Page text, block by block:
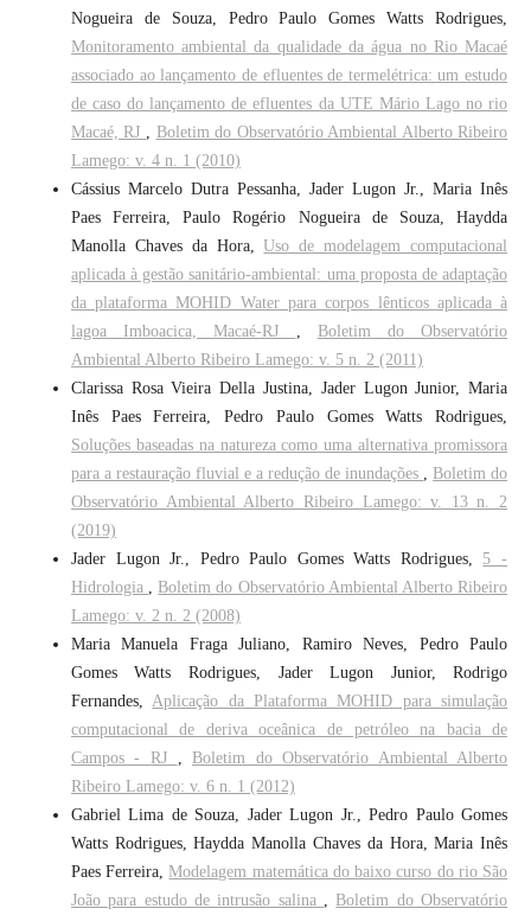
Nogueira de Souza, Pedro Paulo Gomes Watts Rodrigues,
Monitoramento ambiental da qualidade da água no Rio Macaé
associado ao lançamento de efluentes de termelétrica: um estudo
de caso do lançamento de efluentes da UTE Mário Lago no rio
Macaé, RJ
Boletim do Observatório Ambiental Alberto Ribeiro
Lamego: v. 4 n. 1 (2010)
Cássius Marcelo Dutra Pessanha, Jader Lugon Jr., Maria Inês
Paes Ferreira, Paulo Rogério Nogueira de Souza, Haydda
Manolla Chaves da Hora,Uso de modelagem computacional
aplicada à gestão sanitário-ambiental: uma proposta de adaptação
da plataforma MOHID Water para corpos lênticos aplicada à
lagoa Imboacica, Macaé-RJ
Boletim do Observatório
Ambiental Alberto Ribeiro Lamego: v. 5 n. 2 (2011)
Clarissa Rosa Vieira Della Justina, Jader Lugon Junior, Maria
Inês Paes Ferreira, Pedro Paulo Gomes Watts Rodrigues,
Soluções baseadas na natureza como uma alternativa promissora
para a restauração fluvial e a redução de inundações
Boletim do
Observatório Ambiental Alberto Ribeiro Lamego: v. 13 n. 2
(2019)
Jader Lugon Jr., Pedro Paulo Gomes Watts Rodrigues, 5 -
Hidrologia
Boletim do Observatório Ambiental Alberto Ribeiro
Lamego: v. 2 n. 2 (2008)
Maria Manuela Fraga Juliano, Ramiro Neves, Pedro Paulo
Gomes Watts Rodrigues, Jader Lugon Junior, Rodrigo
Fernandes, Aplicação da Plataforma MOHID para simulação
computacional de deriva oceânica de petróleo na bacia de
Campos - RJ
Boletim do Observatório Ambiental Alberto
Ribeiro Lamego: v. 6 n. 1 (2012)
Gabriel Lima de Souza, Jader Lugon Jr., Pedro Paulo Gomes
Watts Rodrigues, Haydda Manolla Chaves da Hora, Maria Inês
Paes Ferreira, Modelagem matemática do baixo curso do rio São
João para estudo de intrusão salina
Boletim do Observatório